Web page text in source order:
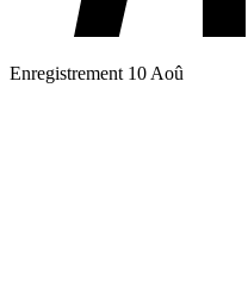
Enregistrement 10 Aoû